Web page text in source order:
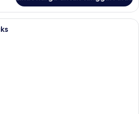
Kamar Quadruple Deluks | Seprai